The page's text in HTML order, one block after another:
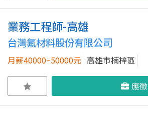
業務工程師-高雄
台灣氟材料股份有限公司
月薪40000~50000元 高雄市楠梓區
應徵